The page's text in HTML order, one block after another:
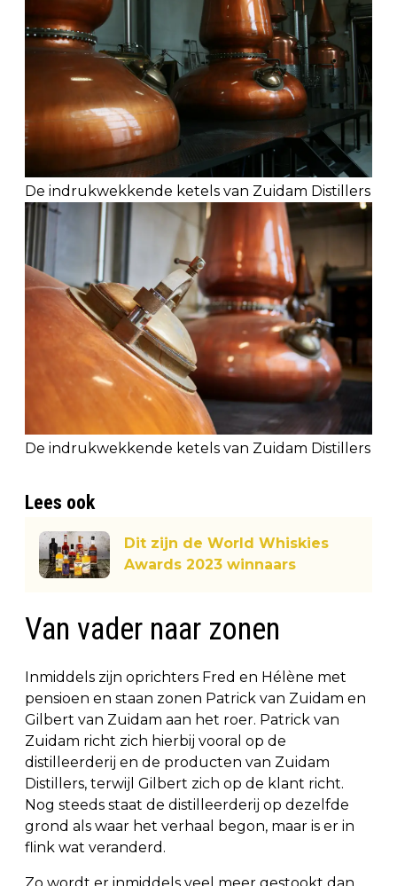
De indrukwekkende ketels van Zuidam Distillers
De indrukwekkende ketels van Zuidam Distillers
Lees ook
Dit zijn de World Whiskies
Awards 2023 winnaars
Van vader naar zonen
Inmiddels zijn oprichters Fred en Hélène met
pensioen en staan zonen Patrick van Zuidam en
Gilbert van Zuidam aan het roer. Patrick van
Zuidam richt zich hierbij vooral op de
distilleerderij en de producten van Zuidam
Distillers, terwijl Gilbert zich op de klant richt.
Nog steeds staat de distilleerderij op dezelfde
grond als waar het verhaal begon, maar is er in
flink wat veranderd.